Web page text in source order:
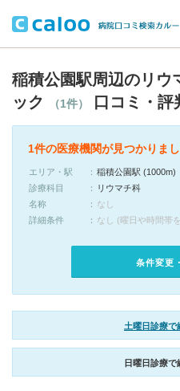
稲積公園駅周辺のリウ
ック
（1件） 口コミ・評
1件の医療機関が見つかりま
エリア・駅
稲積公園駅 (1000m)
診療科目
リウマチ科
名称
なし
詳細条件
なし (曜日や時間帯
条件変更
土曜日診療で
日曜日診療で